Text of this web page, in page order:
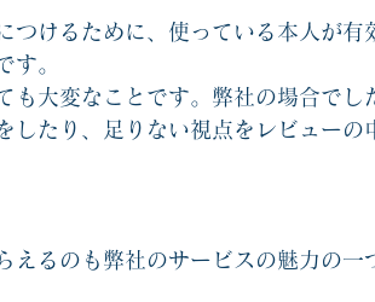
つけるために、使っている本人が有
す。
も大変なことです。弊社の場合でし
したり、足りない視点をレビューの
えるのも弊社のサービスの魅力の一